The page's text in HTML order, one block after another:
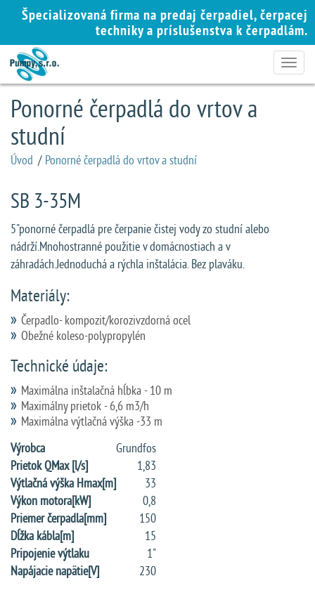
Špecializovaná firma na predaj čerpadiel, čerpacej
techniky a príslušenstva k čerpadlám.
Toggle
Ponorné čerpadlá do vrtov a
studní
Úvod / Ponorné čerpadlá do vrtov a studní
SB 3-35M
5"ponorné čerpadlá pre čerpanie čistej vody zo studní alebo
nádrží.Mnohostranné použitie v domácnostiach a v
záhradách.Jednoduchá a rýchla inštalácia. Bez plaváku.
Materiály:
Čerpadlo- kompozit/korozivzdorná ocel
Obežné koleso-polypropylén
Technické údaje:
Maximálna inštalačná hĺbka - 10 m
Maximálny prietok - 6,6 m3/h
Maximálna výtlačná výška -33 m
Výrobca
Grundfos
Prietok QMax [l/s]
1,83
Výtlačná výška Hmax[m]
33
Výkon motora[kW]
0,8
Priemer čerpadla[mm]
150
Dĺžka kábla[m]
15
Pripojenie výtlaku
1"
Napájacie napätie[V]
230